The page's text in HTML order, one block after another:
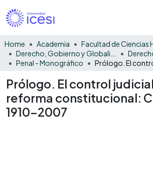
Home Academia
Facultad de Ciencias
Penal - Monográfico
Prólogo. El control
reforma constitucional:
1910-2007